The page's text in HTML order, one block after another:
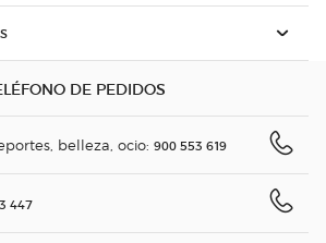
DE PEDIDOS
belleza, ocio: 900 553 619
447